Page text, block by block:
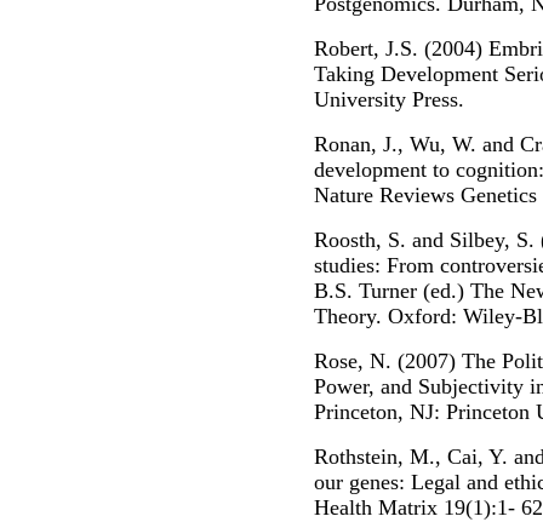
Robert, J.S. (2004)
Taking Development
University Press.
Ronan, J., Wu, W. and
development to
Nature Reviews
Roosth, S. and Silbey,
studies: From
B.S. Turner (ed.) The
Theory. Oxford: Wiley-
Rose, N. (2007) The
Power, and Subjectivity
Princeton, NJ: Princeton
Rothstein, M., Cai, Y.
our genes: Legal and
Health Matrix 19(1):1-